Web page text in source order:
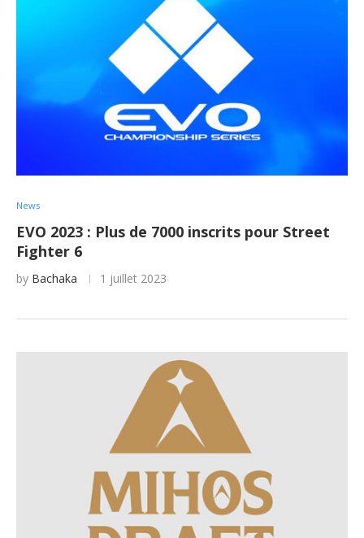
News
EVO 2023 : Plus de 7000 inscrits pour Street
Fighter 6
by Bachaka 1 juillet 2023